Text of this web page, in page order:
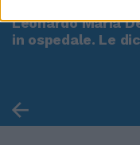
Leonardo Maria
in ospedale. Le